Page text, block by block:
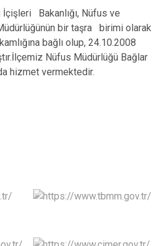
Bakanlığı, Nüfus ve
bir taşra birimi olarak
bağlı olup, 24.10.2008
Nüfus Müdürlüğü Bağlar
hizmet vermektedir.